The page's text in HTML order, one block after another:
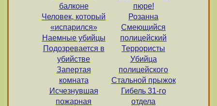
балконе
Человек, который
«испарился»
Наемные убийцы
Подозревается в
убийстве
Запертая
комната
Исчезнувшая
пожарная
пюре!
Розанна
Смеющийся
полицейский
Террористы
Убийца
полицейского
Стальной прыжок
Гибель 31-го
отдела